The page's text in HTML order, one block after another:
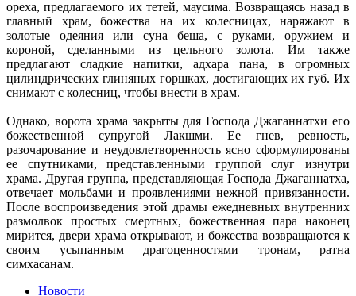
ореха, предлагаемого их тетей, маусима. Возвращаясь назад в
главный храм, божества на их колесницах, наряжают в
золотые одеяния или суна беша, с руками, оружием и
короной, сделанными из цельного золота. Им также
предлагают сладкие напитки, адхара пана, в огромных
цилиндрических глиняных горшках, достигающих их губ. Их
снимают с колесниц, чтобы внести в храм.
Однако, ворота храма закрыты для Господа Джаганнатхи его
божественной супругой Лакшми. Ее гнев, ревность,
разочарование и неудовлетворенность ясно сформулированы
ее спутниками, представленными группой слуг изнутри
храма. Другая группа, представляющая Господа Джаганнатха,
отвечает мольбами и проявлениями нежной привязанности.
После воспроизведения этой драмы ежедневных внутренних
размолвок простых смертных, божественная пара наконец
мирится, двери храма открывают, и божества возвращаются к
своим усыпанным драгоценностями тронам, ратна
симхасанам.
Новости